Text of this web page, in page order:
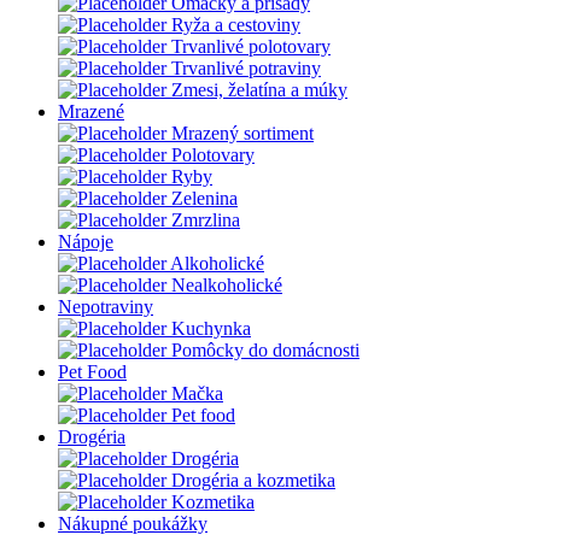
Ryža a cestoviny
Trvanlivé polotovary
Trvanlivé potraviny
Zmesi, želatína a múky
Mrazené
Mrazený sortiment
Polotovary
Ryby
Zelenina
Zmrzlina
Nápoje
Alkoholické
Nealkoholické
Nepotraviny
Kuchynka
Pomôcky do domácnosti
Pet Food
Mačka
Pet food
Drogéria
Drogéria
Drogéria a kozmetika
Kozmetika
Nákupné poukážky